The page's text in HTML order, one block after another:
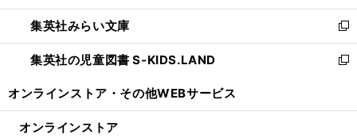
開
く
ウ
で
開
く
ン
ド
ウ
で
ウ
ィ
ン
ド
開
集英社みらい文庫
新
し
い
ン
集英社の児童図書 S-KIDS.LAND
新
ウ
オンラインストア・ その他WEBサービス
オンラインストア